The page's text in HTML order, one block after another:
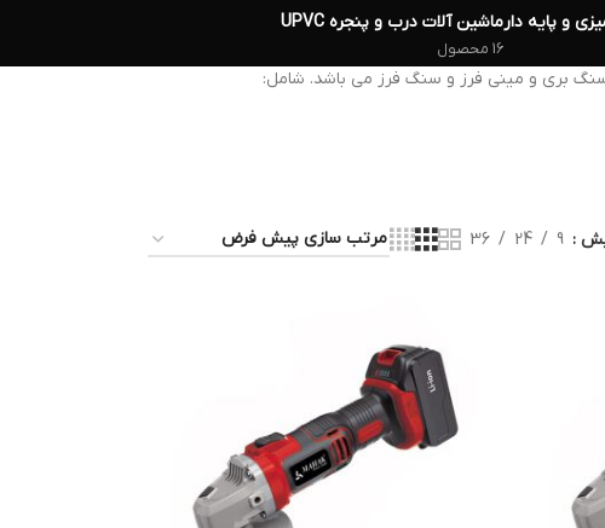
و پایه دارماشین آلات درب و پنجره UPVC
16 محصول
سنگ بری و مینی فرز و سنگ فرز می باشد. شامل:
9
24
36